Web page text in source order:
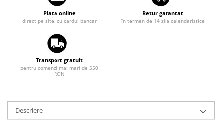
Plata online
direct pe site, cu cardul bancar
Retur garantat
în termen de 14 zile calendaristice
Transport gratuit
pentru comenzi mai mari de 550
RON
Descriere